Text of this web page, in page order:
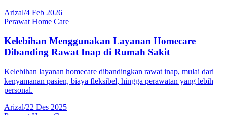
Arizal/4 Feb 2026
Perawat Home Care
Kelebihan Menggunakan Layanan Homecare
Dibanding Rawat Inap di Rumah Sakit
Kelebihan layanan homecare dibandingkan rawat inap, mulai dari
kenyamanan pasien, biaya fleksibel, hingga perawatan yang lebih
personal.
Arizal/22 Des 2025